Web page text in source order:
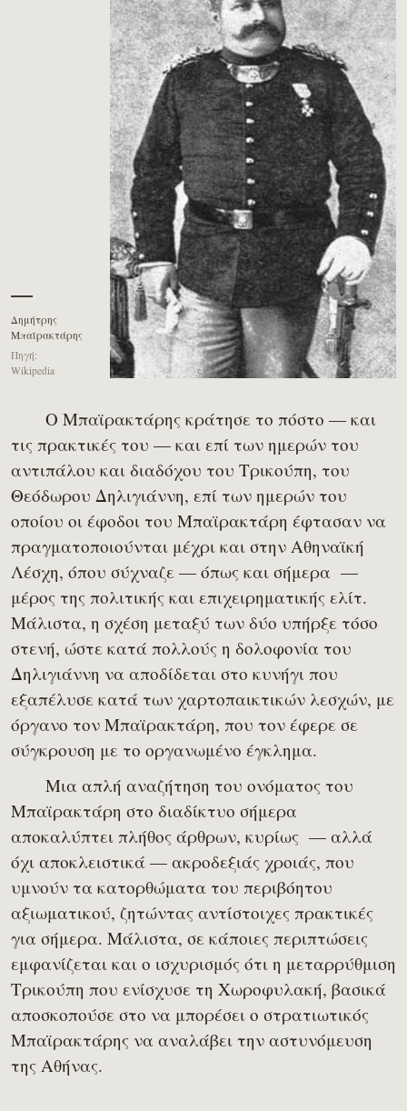
Δημήτρης
Μπαϊρακτάρης
Πηγή:
Wikipedia
Ο Μπαϊρακτάρης κράτησε το πόστο — και
τις πρακτικές του — και επί των ημερών του
αντιπάλου και διαδόχου του Τρικούπη, του
Θεόδωρου Δηλιγιάννη, επί των ημερών του
οποίου οι έφοδοι του Μπαϊρακτάρη έφτασαν να
πραγματοποιούνται μέχρι και στην Αθηναϊκή
Λέσχη, όπου σύχναζε — όπως και σήμερα —
μέρος της πολιτικής και επιχειρηματικής ελίτ.
Μάλιστα, η σχέση μεταξύ των δύο υπήρξε τόσο
στενή, ώστε κατά πολλούς η δολοφονία του
Δηλιγιάννη να αποδίδεται στο κυνήγι που
εξαπέλυσε κατά των χαρτοπαικτικών λεσχών, με
όργανο τον Μπαϊρακτάρη, που τον έφερε σε
σύγκρουση με το οργανωμένο έγκλημα.
Μια απλή αναζήτηση του ονόματος του
Μπαϊρακτάρη στο διαδίκτυο σήμερα
αποκαλύπτει πλήθος άρθρων, κυρίως — αλλά
όχι αποκλειστικά — ακροδεξιάς χροιάς, που
υμνούν τα κατορθώματα του περιβόητου
αξιωματικού, ζητώντας αντίστοιχες πρακτικές
για σήμερα. Μάλιστα, σε κάποιες περιπτώσεις
εμφανίζεται και ο ισχυρισμός ότι η μεταρρύθμιση
Τρικούπη που ενίσχυσε τη Χωροφυλακή, βασικά
αποσκοπούσε στο να μπορέσει ο στρατιωτικός
Μπαϊρακτάρης να αναλάβει την αστυνόμευση
της Αθήνας.